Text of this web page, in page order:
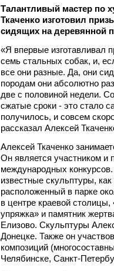
Талантливый мастер по
Ткаченко изготовил
сидящих на деревянной
«Я впервые изготавливал
семь стальных собак, и,
все они разные. Да, они
породам они абсолютно
две с половиной недели.
сжатые сроки - это стало
получилось, и совсем
рассказал Алексей
Алексей Ткаченко
Он является участником и
международных
известные скульптуры,
расположенный в парке
в центре краевой
упряжка» и памятник
Елизово. Скульптуры
Донецке. Также он
композиций
Челябинске, Санкт-